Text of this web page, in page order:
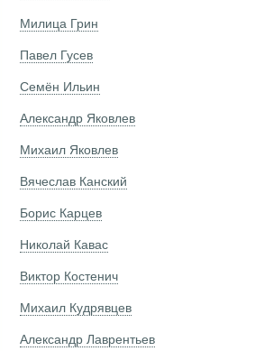
Милица Грин
Павел Гусев
Семён Ильин
Александр Яковлев
Михаил Яковлев
Вячеслав Канский
Борис Карцев
Николай Кавас
Виктор Костенич
Михаил Кудрявцев
Александр Лаврентьев